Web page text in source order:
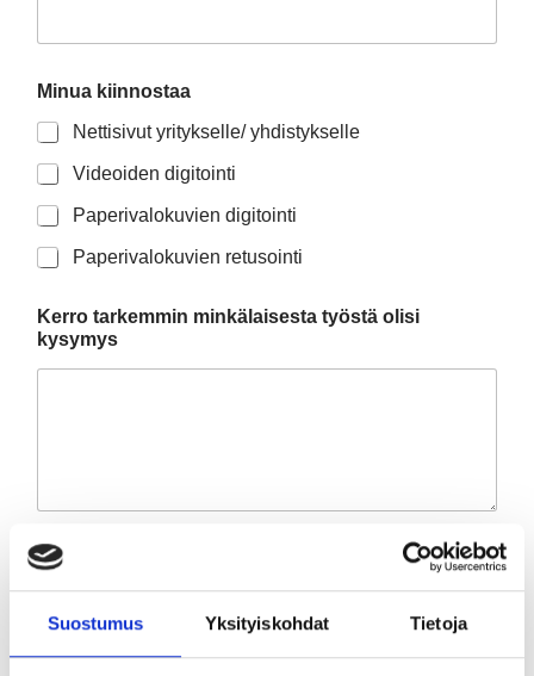
Suostumus Yksityiskohdat Tietoja
Minua kiinnostaa
Nettisivut yritykselle/ yhdistykselle
Videoiden digitointi
Paperivalokuvien digitointi
Paperivalokuvien retusointi
Kerro tarkemmin minkälaisesta työstä olisi
kysymys
Custom Captcha